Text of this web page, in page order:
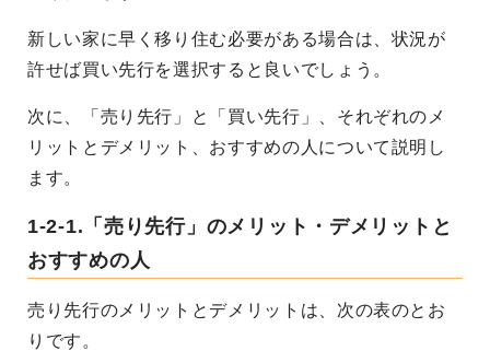
新しい家に早く移り住む必要がある場合は、状況が
許せば買い先行を選択すると良いでしょう。
次に、「売り先行」と「買い先行」、それぞれのメ
リットとデメリット、おすすめの人について説明し
ます。
1-2-1.「売り先行」のメリット・デメリットと
おすすめの人
売り先行のメリットとデメリットは、次の表のとお
りです。